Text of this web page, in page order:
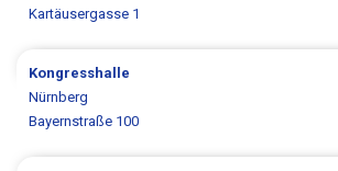
Kartäusergasse 1
Kongresshalle
Nürnberg
Bayernstraße 100